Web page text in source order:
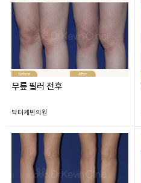
무릎 필러 전후
닥터케빈의원